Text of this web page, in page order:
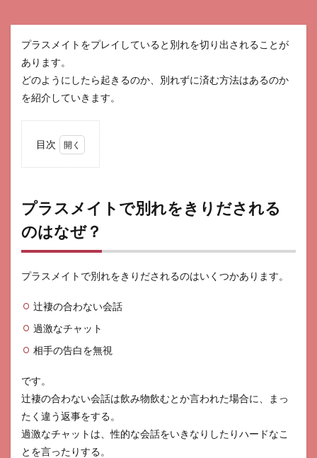
プラスメイトをプレイしていると別れを切り出されることが
あります。
どのようにしたら起きるのか、別れずに済む方法はあるのか
を紹介していきます。
目次
イト
で別
れを
きり
ださ
のは
ぜ？
プラスメイトで別れをきりだされる
のはなぜ？
プラスメイトで別れをきりだされるのはいくつかあります。
辻褄の合わない会話
過激なチャット
相手の告白を無視
です。
辻褄の合わない会話は飲み物飲むとか言われた場合に、まっ
たく違う返事をする。
過激なチャットは、性的な会話をいきなりしたりハードなこ
とを言ったりする。